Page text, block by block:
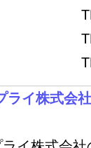
イ株式会